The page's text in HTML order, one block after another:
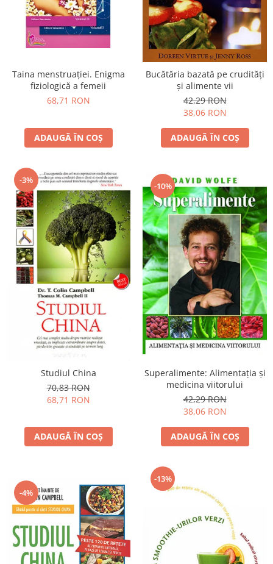
Vindecare
Povestiri
Relații de cuplu
Psihologie practică
Sexualitate
Seria Masaru Emoto
Îngeri
Vindecare spirituală
Viaţa de după moarte
Cristale
Supă de pui pentru suflet
Yoga
Spiritualitate şi ştiinţă
Fără categorie
Cunoaștere
Taina menstruației. Enigma
fiziologică a femeii
68,71 RON
ADAUGĂ ÎN COȘ
Bucătăria bazată pe crudităţi
şi alimente vii
42,29 RON
38,06 RON
ADAUGĂ ÎN COȘ
-3%
Studiul China
70,83 RON
68,71 RON
ADAUGĂ ÎN COȘ
-10%
Superalimente: Alimentaţia şi
medicina viitorului
42,29 RON
38,06 RON
ADAUGĂ ÎN COȘ
-4%
-13%